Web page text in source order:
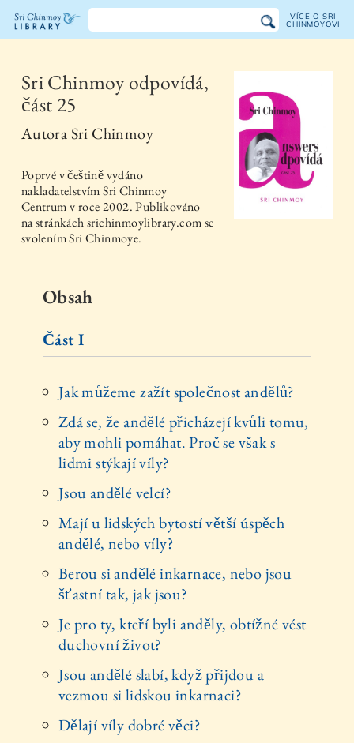
Knihovna
Sri
Chinmoye
VÍCE O SRI
CHINMOYOVI
Sri Chinmoy odpovídá,
část 25
AutoraSri Chinmoy
Poprvé v češtině vydáno
nakladatelstvímSri Chinmoy
Centrumv roce2002. Publikováno
na stránkách srichinmoylibrary.com se
svolením Sri Chinmoye.
Obsah
Část I
Jak můžeme zažít společnost andělů?
Zdá se, že andělé přicházejí kvůli tomu,
aby mohli pomáhat. Proč se však s
lidmi stýkají víly?
Jsou andělé velcí?
Mají u lidských bytostí větší úspěch
andělé, nebo víly?
Berou si andělé inkarnace, nebo jsou
šťastní tak, jak jsou?
Je pro ty, kteří byli anděly, obtížné vést
duchovní život?
Jsou andělé slabí, když přijdou a
vezmou si lidskou inkarnaci?
Dělají víly dobré věci?